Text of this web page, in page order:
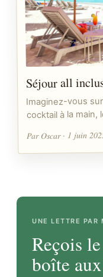
Séjour all
Imaginez-vous
cocktail à la
Par Oscar · 1 juin
UNE LETTRE
Reçois
boîte